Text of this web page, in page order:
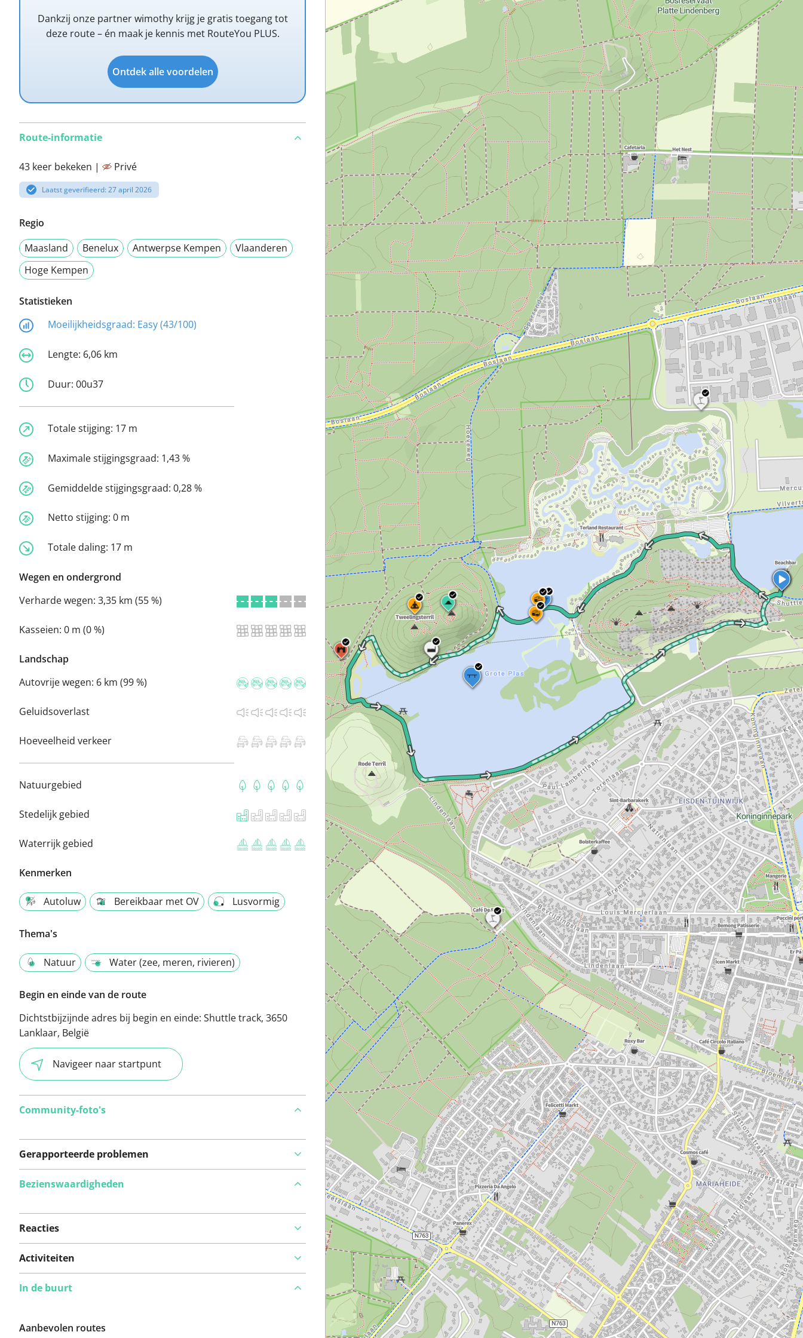
Dankzij onze partner wimothy krijg je gratis toegang tot
deze route – én maak je kennis met RouteYou PLUS.
Ontdek alle voordelen
Route-informatie
43 keer bekeken | Privé
Laatst geverifieerd: 27 april 2026
Regio
Maasland
Benelux Antwerpse Kempen
Vlaanderen
Hoge Kempen
Statistieken
Moeilijkheidsgraad: Easy (43/100)
Lengte: 6,06 km
Duur: 00u37
Totale stijging: 17 m
Maximale stijgingsgraad: 1,43 %
Gemiddelde stijgingsgraad: 0,28 %
Netto stijging: 0 m
Totale daling: 17 m
Wegen en ondergrond
Verharde wegen: 3,35 km (55 %)
Kasseien: 0 m (0 %)
Landschap
Autovrije wegen: 6 km (99 %)
Geluidsoverlast
Hoeveelheid verkeer
Natuurgebied
Stedelijk gebied
Waterrijk gebied
Kenmerken
Autoluw Bereikbaar met OV Lusvormig
Thema's
Natuur Water (zee, meren, rivieren)
Begin en einde van de route
Dichtstbijzijnde adres bij begin en einde: Shuttle track, 3650
Lanklaar, België
Navigeer naar startpunt
Community-foto's
Gerapporteerde problemen
problemen op deze
Iets opgevallen op deze route?
Bezienswaardigheden
Reacties
Activiteiten
In de buurt
Aanbevolen routes